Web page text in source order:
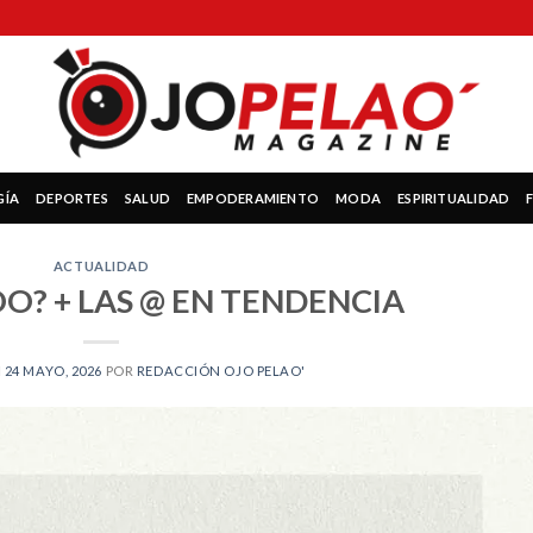
DEPORTES SALUD EMPODERAMIENTO MODA ESPIRITUALIDAD
ACTUALIDAD
+ LAS @ EN TENDENCIA
24 MAYO, 2026 POR REDACCIÓN OJO PELAO'